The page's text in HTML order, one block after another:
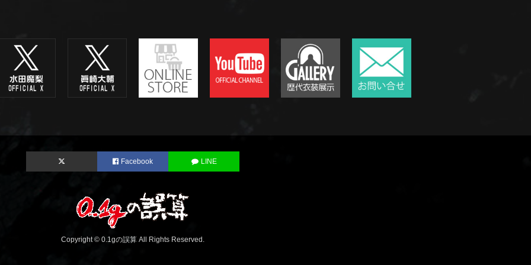
Facebook LINE
Copyright © 0.1gの誤算 All Rights Reserved.